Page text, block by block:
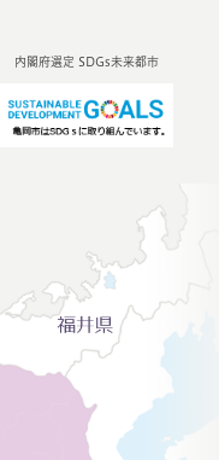
内閣府選定 SDGs未来都市